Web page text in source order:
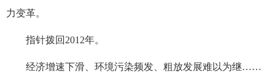
力变革。
指针拨回2012年。
经济增速下滑、环境污染频发、粗放发展难以为继……